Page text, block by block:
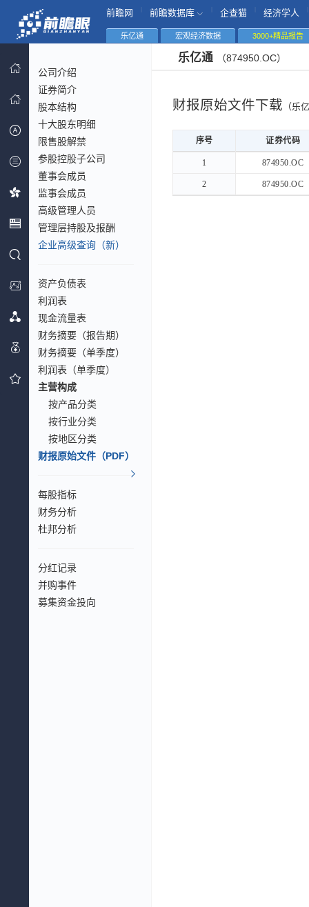
前瞻网 前瞻数据库 企查猫 经济学人
乐亿通 宏观经济数据 3000+精品报告
公司介绍
证券简介
股本结构
十大股东明细
限售股解禁
参股控股子公司
董事会成员
监事会成员
高级管理人员
管理层持股及报酬
企业高级查询（新）
资产负债表
利润表
现金流量表
财务摘要（报告期）
财务摘要（单季度）
利润表（单季度）
主营构成
按产品分类
按行业分类
按地区分类
财报原始文件（PDF）
每股指标
财务分析
杜邦分析
分红记录
并购事件
募集资金投向
乐亿通 （874950.OC）
财报原始文件下载 （乐
序号
证券代码
序号
证券代码
1 874950.OC
2 874950.OC
序号
1
2